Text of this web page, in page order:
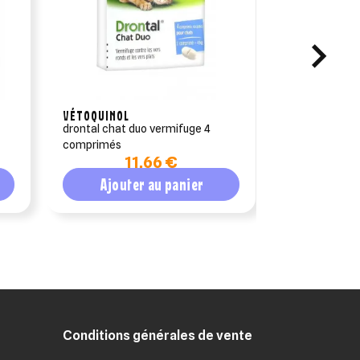
VÉTOQUINOL
drontal chat duo vermifuge 4
comprimés
11,66 €
Ajouter au panier
Conditions générales de vente